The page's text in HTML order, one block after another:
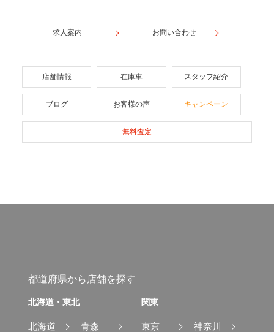
求人案内 お問い合わせ
店舗情報 在庫車 スタッフ紹介
ブログ お客様の声 キャンペーン
無料査定
都道府県から店舗を探す
北海道・東北
北海道
青森
関東
東京
神奈川